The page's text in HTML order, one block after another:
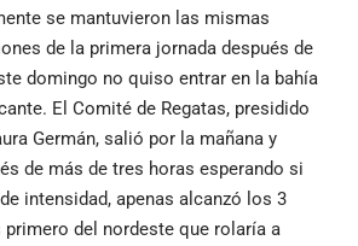
se mantuvieron las mismas
de la primera jornada después de
domingo no quiso entrar en la bahía
El Comité de Regatas, presidido
Germán, salió por la mañana y
de más de tres horas esperando si
intensidad, apenas alcanzó los 3
primero del nordeste que rolaría a